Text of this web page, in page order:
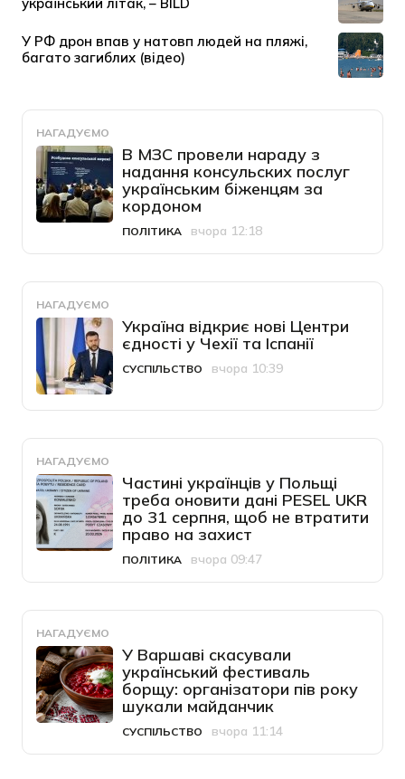
НАГАДУЄМО
В МЗС провели нараду з
надання консульских послуг
українським біженцям за
кордоном
Категорія
ПОЛІТИКА
Дата публікації
вчора 12:18
НАГАДУЄМО
Україна відкриє нові Центри
єдності у Чехії та Іспанії
Категорія
СУСПІЛЬСТВО
Дата публікації
вчора 10:39
НАГАДУЄМО
Частині українців у Польщі
треба оновити дані PESEL UKR
до 31 серпня, щоб не втратити
право на захист
Категорія
ПОЛІТИКА
Дата публікації
вчора 09:47
НАГАДУЄМО
У Варшаві скасували
український фестиваль
борщу: організатори пів року
шукали майданчик
Категорія
СУСПІЛЬСТВО
Дата публікації
вчора 11:14